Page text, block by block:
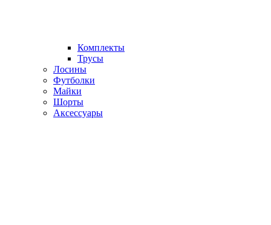
Комплекты
Трусы
Лосины
Футболки
Майки
Шорты
Аксессуары